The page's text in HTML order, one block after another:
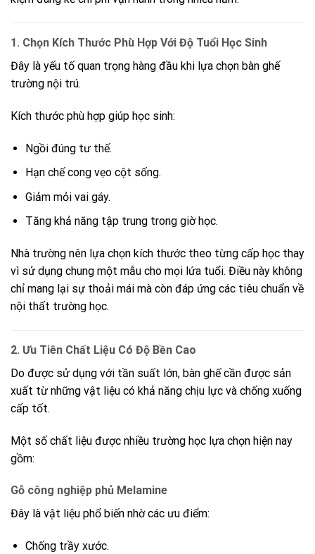
1. Chọn Kích Thước Phù Hợp Với Độ Tuổi Học Sinh
Đây là yếu tố quan trọng hàng đầu khi lựa chọn bàn ghế
trường nội trú.
Kích thước phù hợp giúp học sinh:
Ngồi đúng tư thế.
Hạn chế cong vẹo cột sống.
Giảm mỏi vai gáy.
Tăng khả năng tập trung trong giờ học.
Nhà trường nên lựa chọn kích thước theo từng cấp học thay
vì sử dụng chung một mẫu cho mọi lứa tuổi. Điều này không
chỉ mang lại sự thoải mái mà còn đáp ứng các tiêu chuẩn về
nội thất trường học.
2. Ưu Tiên Chất Liệu Có Độ Bền Cao
Do được sử dụng với tần suất lớn, bàn ghế cần được sản
xuất từ những vật liệu có khả năng chịu lực và chống xuống
cấp tốt.
Một số chất liệu được nhiều trường học lựa chọn hiện nay
gồm:
Gỗ công nghiệp phủ Melamine
Đây là vật liệu phổ biến nhờ các ưu điểm:
Chống trầy xước.